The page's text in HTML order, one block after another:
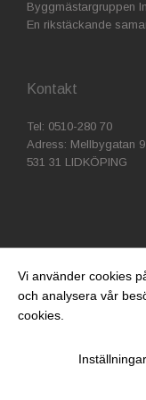
Byggmästargruppen
En rikstäckande
Kontakt
Tel: 0510-280 70
Adress: Mellbygatan 9
531 31 LIDKÖPING
Vi använder cookies
och analysera vår
cookies.
Inställningar